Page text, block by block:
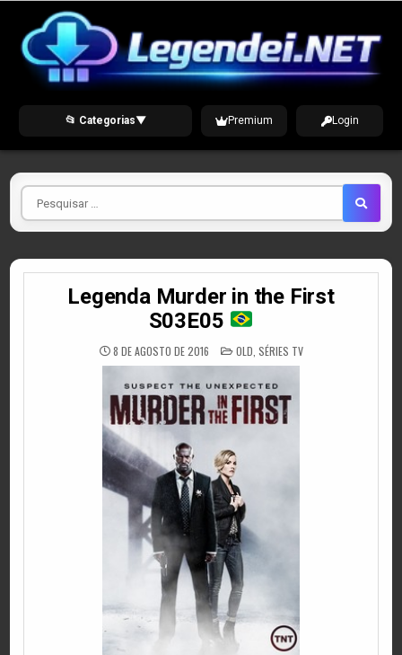
content
📂 Categorias▼ Premium Login
Pesquisar
por
Legenda Murder in the First
S03E05
8 DE AGOSTO DE 2016 POSTED
IN
OLD SÉRIES TV